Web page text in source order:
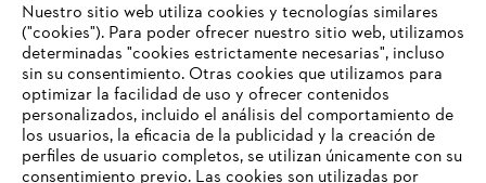
Acerca de STIHL
Información para proveedores
Productos
Nuestro sitio web utiliza cookies y tecnologías similares
("cookies"). Para poder ofrecer nuestro sitio web, utilizamos
determinadas "cookies estrictamente necesarias", incluso
sin su consentimiento. Otras cookies que utilizamos para
optimizar la facilidad de uso y ofrecer contenidos
personalizados, incluido el análisis del comportamiento de
los usuarios, la eficacia de la publicidad y la creación de
perfiles de usuario completos, se utilizan únicamente con su
consentimiento previo. Las cookies son utilizadas por